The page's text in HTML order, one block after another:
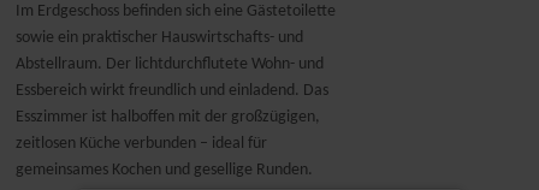
Im Erdgeschoss befinden sich eine Gästetoilette
sowie ein praktischer Hauswirtschafts- und
Abstellraum. Der lichtdurchflutete Wohn- und
Essbereich wirkt freundlich und einladend. Das
Esszimmer ist halboffen mit der großzügigen,
zeitlosen Küche verbunden – ideal für
gemeinsames Kochen und gesellige Runden.